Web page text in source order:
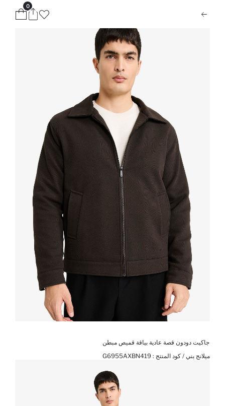
0
جاكيت دودون قصة عادية بياقة قميص مبطن
ميلانج بني / كود المنتج : G6955AXBN419